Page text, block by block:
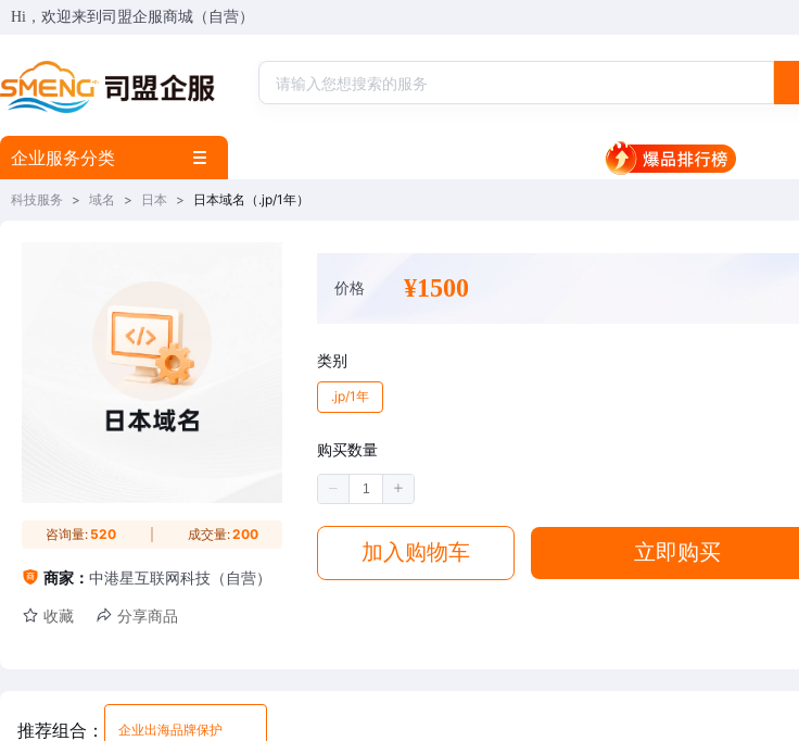
Hi，欢迎来到司盟企服商城（自营）
企业服务分类
科技服务 > 域名 > 日本 > 日本域名（.jp/1年）
咨询量: 520 成交量:200
商家： 中港星互联网科技（自营）
收藏 分享商品
价格 ¥1500
类别
.jp/1年
购买数量
加入购物车 立即购买
推荐组合： 企业出海品牌保护